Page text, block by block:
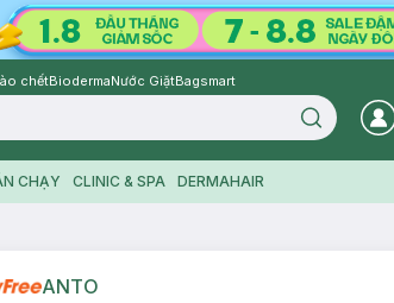
chếtBiodermaNước GiặtBagsmart
Search icon
CHẠY CLINIC & SPA DERMAHAIR
ANTO